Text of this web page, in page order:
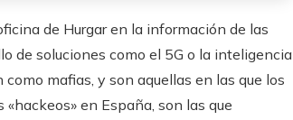
de Hurgar en la información de las
de soluciones como el 5G o la inteligencia
mafias, y son aquellas en las que los
en España, son las que